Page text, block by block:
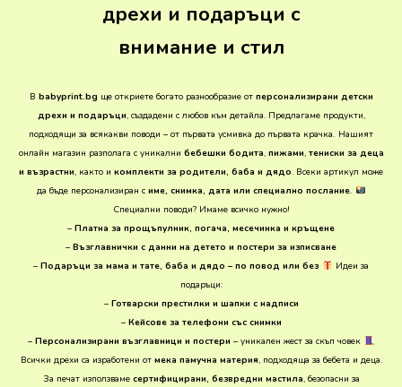
дрехи и подаръци с
внимание и стил
В babyprint.bg ще откриете богато разнообразие от персонализирани детски
дрехи и подаръци, създадени с любов към детайла. Предлагаме продукти,
подходящи за всякакви поводи – от първата усмивка до първата крачка. Нашият
онлайн магазин разполага с уникални бебешки бодита, пижами, тениски за деца
и възрастни, както и комплекти за родители, баба и дядо. Всеки артикул може
да бъде персонализиран с име, снимка, дата или специално послание.
Специални поводи? Имаме всичко нужно!
– Платна за прощъпулник, погача, месечинка и кръщене
– Възглавнички с данни на детето и постери за изписване
–Подаръци за мама и тате, баба и дядо – по повод или без
Идеи за
подаръци:
– Готварски престилки и шапки с надписи
– Кейсове за телефони със снимки
– Персонализирани възглавници и постери – уникален жест за скъп човек
Всички дрехи са изработени от мека памучна материя, подходяща за бебета и деца.
За печат използваме сертифицирани, безвредни мастила, безопасни за